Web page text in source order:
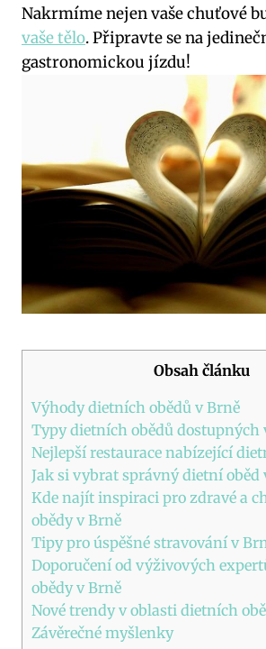
Nakrmíme ⁤nejen vaše⁢ chuťové
vaše tělo. Připravte se na
gastronomickou jízdu!
Obsah článku
Výhody dietních obědů v Brně
Typy dietních obědů dostupných
Nejlepší restaurace nabízející
Jak si vybrat správný dietní oběd
Kde najít inspiraci pro zdravé⁢ a⁣
‍obědy v Brně
Tipy⁢ pro úspěšné stravování v
Doporučení od výživových
obědy v Brně
Nové trendy v oblasti dietních
Závěrečné myšlenky